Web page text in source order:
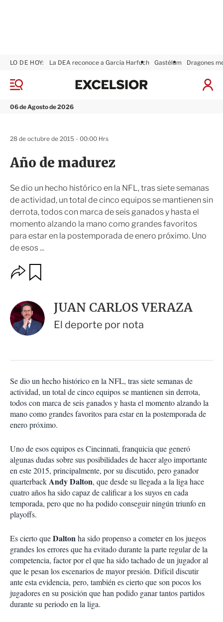
M
n
06 de Agosto de 2026
LO DE HOY: La DEA reconoce a García Harfuch Gastélum Dragones
I
ó
n
x
Año de madurez
Se dio un hecho histórico en la NFL, tras siete semanas
de actividad, un total de cinco equipos se mantienen sin
derrota, todos con marca de seis ganados y hasta el
momento alzando la mano como grandes favoritos
para estar en la postemporada de enero próximo. Uno
de esos ...
28 de octubre de 2015 - 00:00 Hrs
O
p
o
n
e
s
c
m
p
a
t
i
a
r
JUAN CARLOS VERAZA
El deporte por nota
Se dio un hecho histórico en la NFL, tras siete semanas de
actividad, un total de cinco equipos se mantienen sin derrota,
todos con marca de seis ganados y hasta el momento alzando la
mano como grandes favoritos para estar en la postemporada de
enero próximo.
Uno de esos equipos es Cincinnati, franquicia que generó
algunas dudas sobre sus posibilidades de hacer algo importante
en este 2015, principalmente, por su discutido, pero ganador
quarterbackAndy Dalton, que desde su llegada a la liga hace
cuatro años ha sido capaz de calificar a los suyos en cada
temporada, pero que no ha podido conseguir ningún triunfo en
playoffs.
Es cierto queDaltonha sido propenso a cometer en los juegos
grandes los errores que ha evitado durante la parte regular de la
competencia, factor por el que ha sido tachado de un jugador al
que le pesan los escenarios de mayor presión. Difícil discutir
ante esta evidencia, pero, también es cierto que son pocos los
jugadores en su posición que han podido ganar tantos partidos
durante su periodo en la liga.